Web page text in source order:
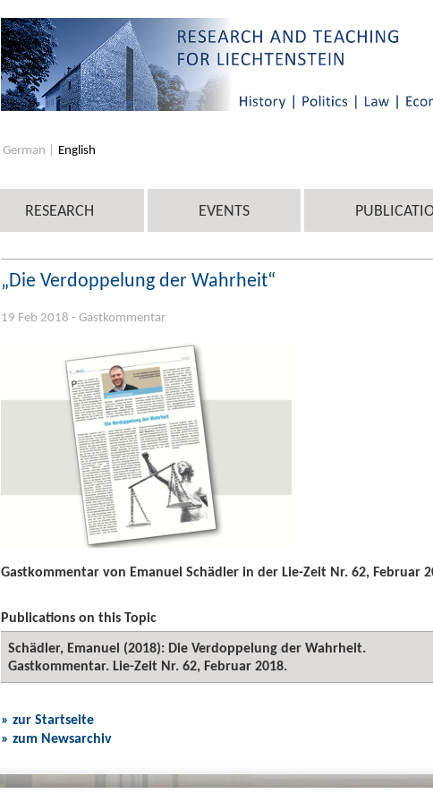
German English
RESEARCH EVENTS
„Die Verdoppelung der Wahrheit“
19 Feb 2018 - Gastkommentar
Gastkommentar von Emanuel Schädler in der Lie-Zeit Nr. 62, Februar
Publications on this Topic
Schädler, Emanuel (2018): Die Verdoppelung der Wahrheit.
Gastkommentar. Lie-Zeit Nr. 62, Februar 2018.
» zur Startseite
» zum Newsarchiv